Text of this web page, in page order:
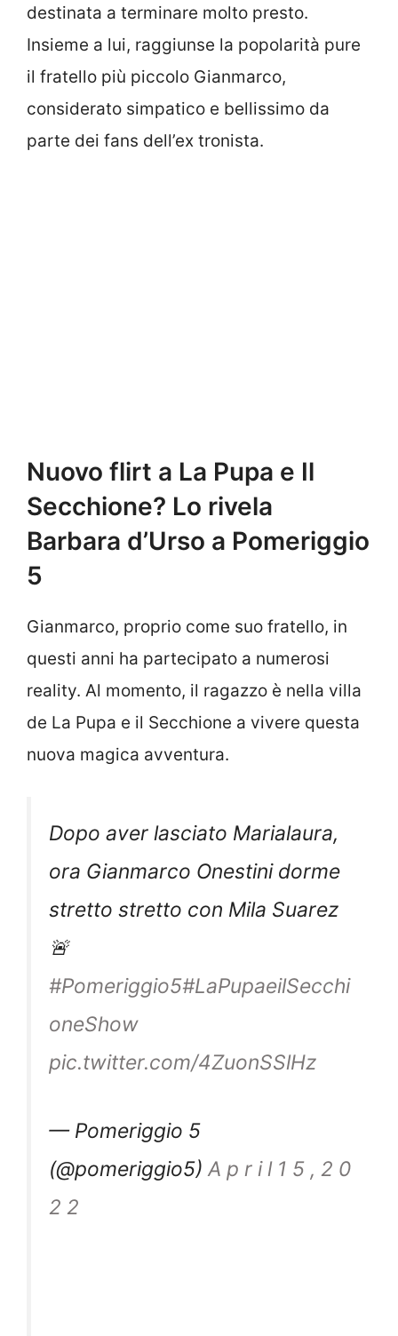
destinata a terminare molto presto.
Insieme a lui, raggiunse la popolarità pure
il fratello più piccolo Gianmarco,
considerato simpatico e bellissimo da
parte dei fans dell’ex tronista.
Nuovo flirt a La Pupa e Il
Secchione? Lo rivela
Barbara d’Urso a Pomeriggio
5
Gianmarco, proprio come suo fratello, in
questi anni ha partecipato a numerosi
reality. Al momento, il ragazzo è nella villa
de La Pupa e il Secchione a vivere questa
nuova magica avventura.
Dopo aver lasciato Marialaura,
ora Gianmarco Onestini dorme
stretto stretto con Mila Suarez
🚨
#Pomeriggio5#LaPupaeilSecchi
oneShow
pic.twitter.com/4ZuonSSlHz
— Pomeriggio 5
(@pomeriggio5)A p r i l 1 5 , 2 0
2 2